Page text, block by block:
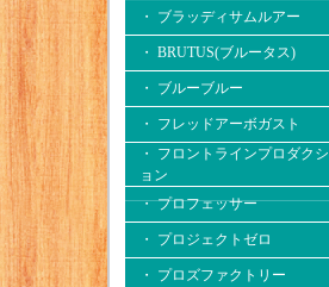
・ ブラッディサムルアー
・ BRUTUS(ブルータス)
・ ブルーブルー
・ フレッドアーボガスト
・ フロントラインプロダクシ
ョン
・ プロフェッサー
・ プロジェクトゼロ
・ プロズファクトリー